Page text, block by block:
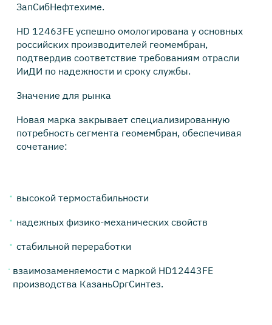
ЗапСибНефтехиме.
HD 12463FE успешно омологирована у основных
российских производителей геомембран,
подтвердив соответствие требованиям отрасли
ИиДИ по надежности и сроку службы.
Значение для рынка
Новая марка закрывает специализированную
потребность сегмента геомембран, обеспечивая
сочетание:
высокой термостабильности
надежных физико-механических свойств
стабильной переработки
взаимозаменяемости с маркой HD12443FE
производства КазаньОргСинтез.